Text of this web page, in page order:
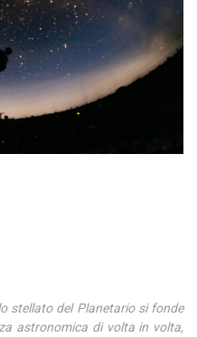
stellato del Planetario si fonde
astronomica di volta in volta,